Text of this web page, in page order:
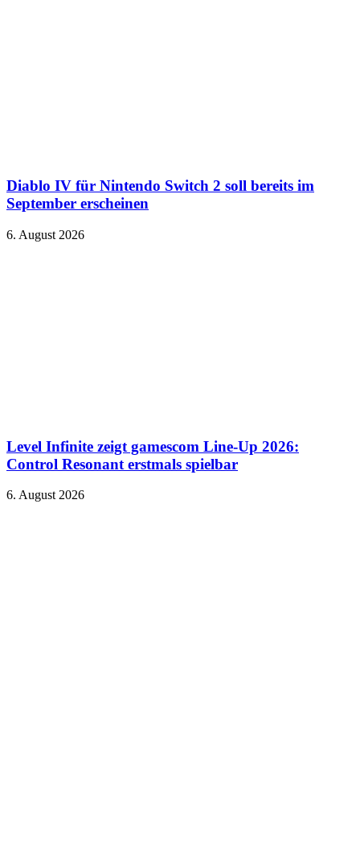
Diablo IV für Nintendo Switch 2 soll bereits im
September erscheinen
6. August 2026
Level Infinite zeigt gamescom Line-Up 2026:
Control Resonant erstmals spielbar
6. August 2026